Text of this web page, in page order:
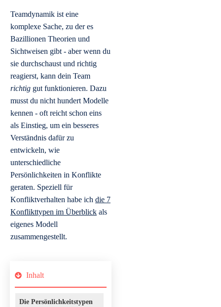
Teamdynamik ist eine
komplexe Sache, zu der es
Bazillionen Theorien und
Sichtweisen gibt - aber wenn du
sie durchschaust und richtig
reagierst, kann dein Team
richtig gut funktionieren. Dazu
musst du nicht hundert Modelle
kennen - oft reicht schon eins
als Einstieg, um ein besseres
Verständnis dafür zu
entwickeln, wie
unterschiedliche
Persönlichkeiten in Konflikte
geraten. Speziell für
Konfliktverhalten habe ich die 7
Konflikttypen im Überblick als
eigenes Modell
zusammengestellt.
Inhalt
Die Persönlichkeitstypen